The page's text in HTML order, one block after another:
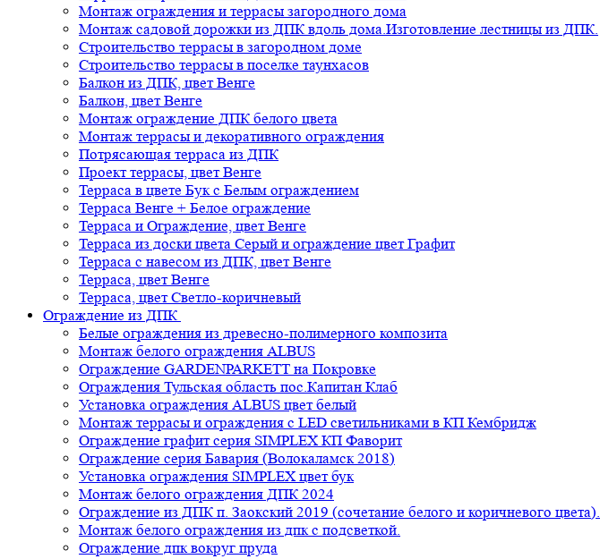
Монтаж ограждения и террасы загородного дома
Монтаж садовой дорожки из ДПК вдоль дома.Изготовление лестницы из ДПК.
Строительство террасы в загородном доме
Строительство террасы в поселке таунхасов
Балкон из ДПК, цвет Венге
Балкон, цвет Венге
Монтаж ограждение ДПК белого цвета
Монтаж террасы и декоративного ограждения
Потрясающая терраса из ДПК
Проект террасы, цвет Венге
Терраса в цвете Бук с Белым ограждением
Терраса Венге + Белое ограждение
Терраса и Ограждение, цвет Венге
Терраса из доски цвета Серый и ограждение цвет Графит
Терраса с навесом из ДПК, цвет Венге
Терраса, цвет Венге
Терраса, цвет Светло-коричневый
Ограждение из ДПК
Белые ограждения из древесно-полимерного композита
Монтаж белого ограждения ALBUS
Ограждение GARDENPARKETT на Покровке
Ограждения Тульская область пос.Капитан Клаб
Установка ограждения ALBUS цвет белый
Монтаж террасы и ограждения с LED светильниками в КП Кембридж
Ограждение графит серия SIMPLEX КП Фаворит
Ограждение серия Бавария (Волокаламск 2018)
Установка ограждения SIMPLEX цвет бук
Монтаж белого ограждения ДПК 2024
Ограждение из ДПК п. Заокский 2019 (сочетание белого и коричневого цвета).
Монтаж белого ограждения из дпк с подсветкой.
Ограждение дпк вокруг пруда